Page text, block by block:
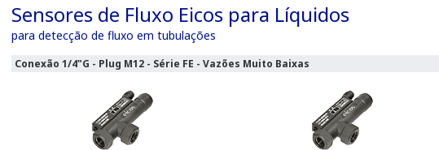
Sensores de Fluxo Eicos para Líquidos
para detecção de fluxo em tubulações
Conexão 1/4"G - Plug M12 - Série FE - Vazões Muito Baixas